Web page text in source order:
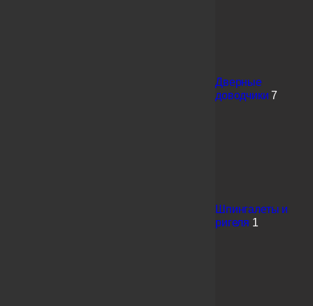
Дверные
доводчики 7
Шпингалеты и
ригеля 1